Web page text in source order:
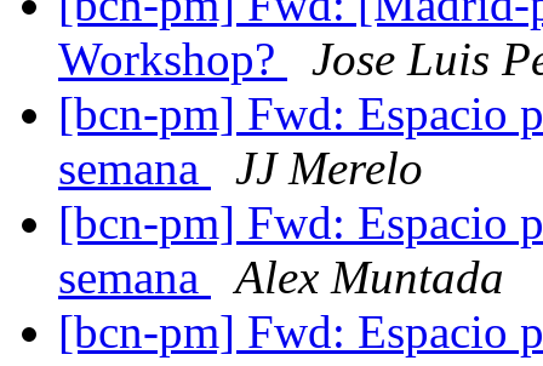
Workshop?
Jose Luis
[bcn-pm] Fwd: Espacio
semana
JJ Merelo
[bcn-pm] Fwd: Espacio
semana
Alex Muntada
[bcn-pm] Fwd: Espacio